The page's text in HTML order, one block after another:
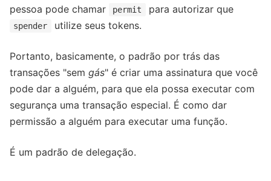
pessoa pode chamar
permit para autorizar que
spender utilize seus tokens.
Portanto, basicamente, o padrão por trás das
transações "sem gás" é criar uma assinatura que você
pode dar a alguém, para que ela possa executar com
segurança uma transação especial. É como dar
permissão a alguém para executar uma função.
É um padrão de delegação.